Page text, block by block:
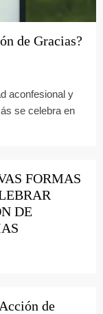
de Gracias?
aconfesional y
se celebra en
FORMAS
DE
de